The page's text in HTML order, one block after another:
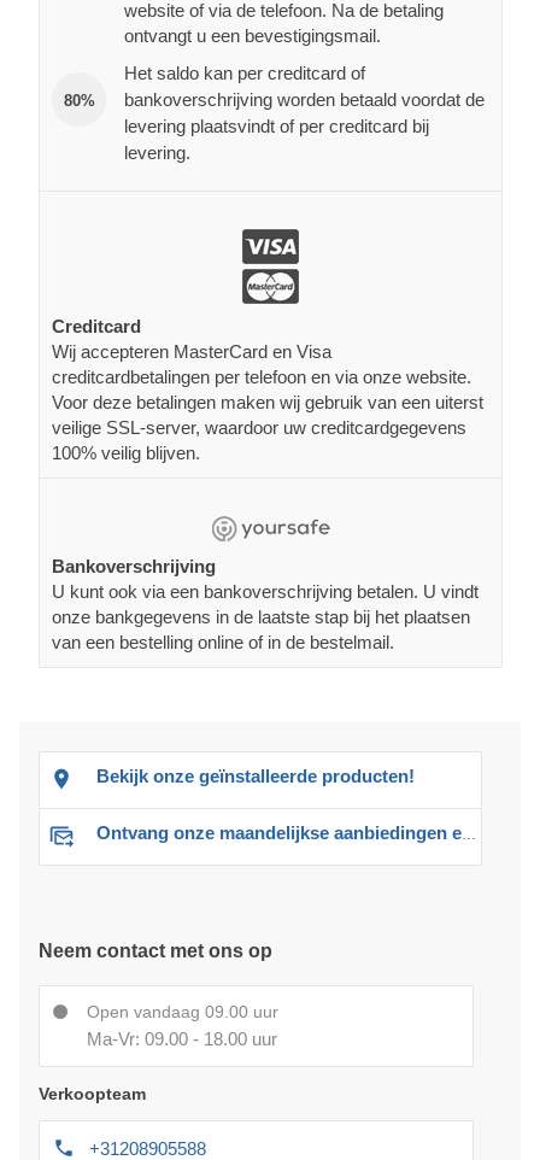
website of via de telefoon. Na de betaling
ontvangt u een bevestigingsmail.
80%
Het saldo kan per creditcard of
bankoverschrijving worden betaald voordat de
levering plaatsvindt of per creditcard bij
levering.
Creditcard
Wij accepteren MasterCard en Visa
creditcardbetalingen per telefoon en via onze website.
Voor deze betalingen maken wij gebruik van een uiterst
veilige SSL-server, waardoor uw creditcardgegevens
100% veilig blijven.
Bankoverschrijving
U kunt ook via een bankoverschrijving betalen. U vindt
onze bankgegevens in de laatste stap bij het plaatsen
van een bestelling online of in de bestelmail.
Bekijk onze geïnstalleerde producten!
Ontvang onze maandelijkse aanbiedingen en advies
Neem contact met ons op
Open vandaag 09.00 uur
Ma-Vr: 09.00 - 18.00 uur
Verkoopteam
+31208905588